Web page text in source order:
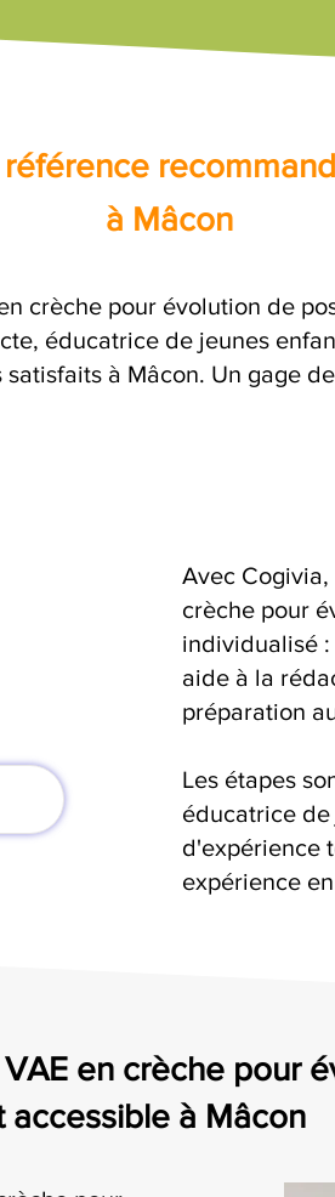
à Mâcon
crèche pour évolution de
éducatrice de jeunes
à Mâcon. Un gage
Avec
crèche pour
individualisé :
aide à la
préparation
Les étapes
éducatrice de
d'expérience
expérience
en crèche pour
à Mâcon